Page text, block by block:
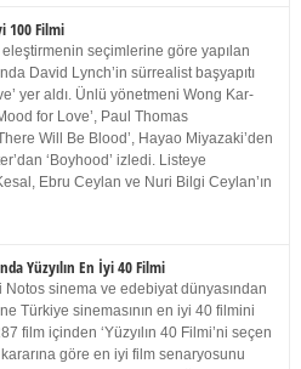
100 Filmi
seçimlerine göre yapılan
David Lynch’in sürrealist başyapıtı
yer aldı. Ünlü yönetmeni Wong Kar-
for Love’, Paul Thomas
Will Be Blood’, Hayao Miyazaki’den
‘Boyhood’ izledi. Listeye
Ebru Ceylan ve Nuri Bilgi Ceylan’ın
Yüzyılın En İyi 40 Filmi
Notos sinema ve edebiyat dünyasından
Türkiye sinemasının en iyi 40 filmini
film içinden ‘Yüzyılın 40 Filmi’ni seçen
kararına göre en iyi film senaryosunu